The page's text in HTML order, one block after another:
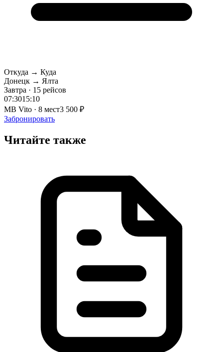
Откуда → Куда
Донецк → Ялта
Завтра · 15 рейсов
07:3015:10
MB Vito · 8 мест3 500 ₽
Забронировать
Читайте также